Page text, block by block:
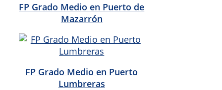
FP Grado Medio en Puerto de
Mazarrón
FP Grado Medio en Puerto
Lumbreras